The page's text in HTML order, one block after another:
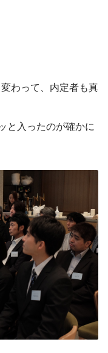
わって、内定者も真
と入ったのが確かに